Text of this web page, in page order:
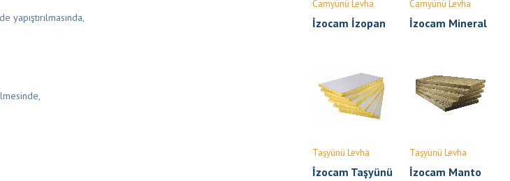
Camyünü Levha
İzocam İzopan
Camyünü Levha
İzocam Mineral
Taşyünü Levha
İzocam Taşyünü
Taşyünü Levha
İzocam Manto